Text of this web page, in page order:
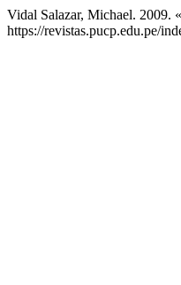
Vidal Salazar, Michael. 2009.
https://revistas.pucp.edu.pe/